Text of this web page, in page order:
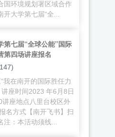
国环境规划署区域合作
大学第七届“全...
第七届“全球公能”国际
第四场讲座报名
我在南开的国际胜任力
座时间2023 年6月8日
座地点八里台校区外
名方式【南开飞书】扫
：本活动须线...